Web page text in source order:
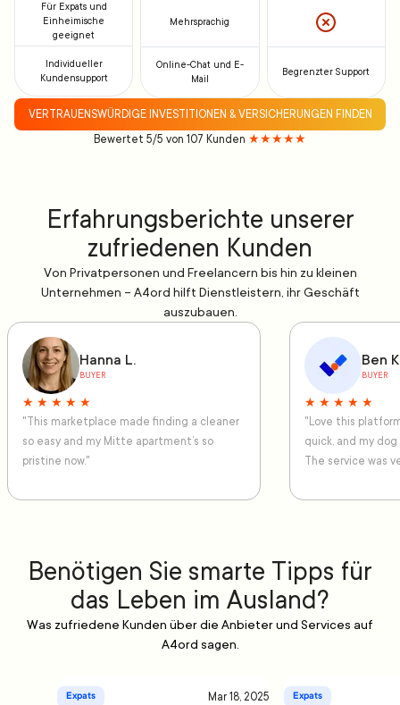
Für Expats und
Einheimische
geeignet
Individueller
Kundensupport
Mehrsprachig
Online-Chat und E-
Mail
Begrenzter Support
VERTRAUENSWÜRDIGE INVESTITIONEN & VERSICHERUNGEN FINDEN
Bewertet 5/5 von 107 Kunden ★★★★★
Erfahrungsberichte unserer
zufriedenen Kunden
Von Privatpersonen und Freelancern bis hin zu kleinen
Unternehmen – A4ord hilft Dienstleistern, ihr Geschäft
auszubauen.
Hanna L.
BUYER
★ ★ ★ ★ ★
"This marketplace made finding a cleaner
so easy and my Mitte apartment’s so
pristine now."
Ben
BUYER
★ ★ ★ ★ ★
"Love this
quick, and my
The service was
Benötigen Sie smarte Tipps für
das Leben im Ausland?
Was zufriedene Kunden über die Anbieter und Services auf
A4ord sagen.
Expats Mar 18, 2025 Expats